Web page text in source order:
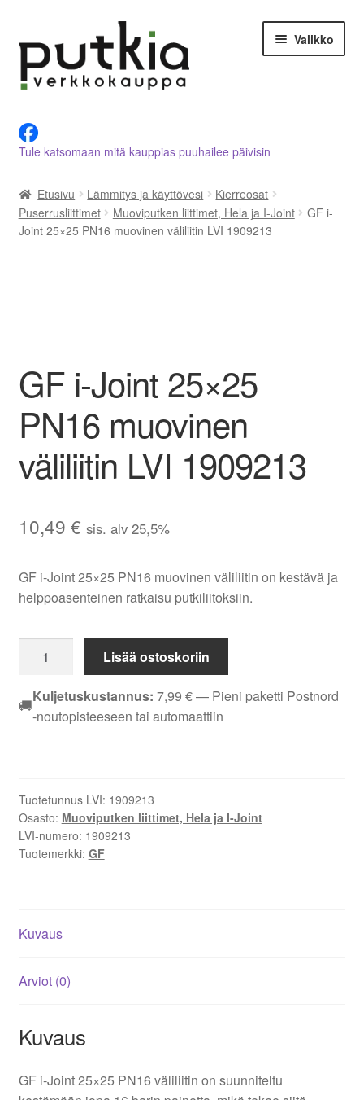
navigointiin
sisältöön
Valikko
Tietoja meistä
Asiakastilini
Ostoskori
Aletuotteet
Evästekäytäntö (EU)
Tule katsomaan mitä kauppias puuhailee päivisin
Etusivu Lämmitys ja käyttövesi
Kierreosat
Puserrusliittimet
Muoviputken liittimet, Hela ja I-Joint
GF i-
Joint 25×25 PN16 muovinen väliliitin LVI 1909213
GF i-Joint 25×25
PN16 muovinen
väliliitin LVI 1909213
10,49 € sis. alv 25,5%
GF i-Joint 25×25 PN16 muovinen väliliitin on kestävä ja
helppoasenteinen ratkaisu putkiliitoksiin.
Joint
25x25
1909213
määrä
Lisää ostoskoriin
🚚Kuljetuskustannus: 7,99 €— Pieni paketti Postnord
-noutopisteeseen tai automaattiin
Tuotetunnus LVI: 1909213
Osasto: Muoviputken liittimet, Hela ja I-Joint
LVI-numero: 1909213
Tuotemerkki: GF
Kuvaus
Arviot (0)
Kuvaus
GF i-Joint 25×25 PN16 väliliitin on suunniteltu